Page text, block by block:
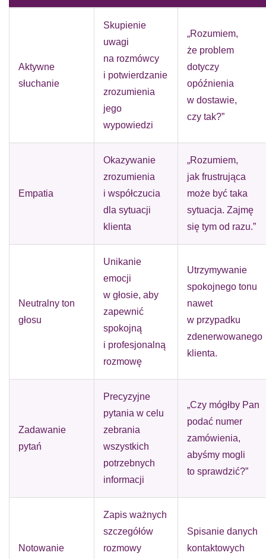
Aktywne
słuchanie
Skupienie
uwagi
na rozmówcy
i potwierdzanie
zrozumienia
jego
wypowiedzi
„Rozumiem,
że problem
dotyczy
opóźnienia
w dostawie,
czy tak?”
Empatia
Okazywanie
zrozumienia
i współczucia
dla sytuacji
klienta
„Rozumiem,
jak frustrująca
może być taka
sytuacja. Zajmę
się tym od razu.”
Neutralny ton
głosu
Unikanie
emocji
w głosie, aby
zapewnić
spokojną
i profesjonalną
rozmowę
Utrzymywanie
spokojnego tonu
nawet
w przypadku
zdenerwowanego
klienta.
Zadawanie
pytań
Precyzyjne
pytania w celu
zebrania
wszystkich
potrzebnych
informacji
„Czy mógłby Pan
podać numer
zamówienia,
abyśmy mogli
to sprawdzić?”
Notowanie
Zapis ważnych
szczegółów
rozmowy
Spisanie danych
kontaktowych